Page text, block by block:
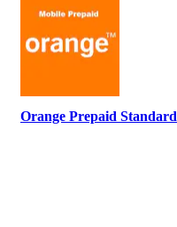
Orange Prepaid